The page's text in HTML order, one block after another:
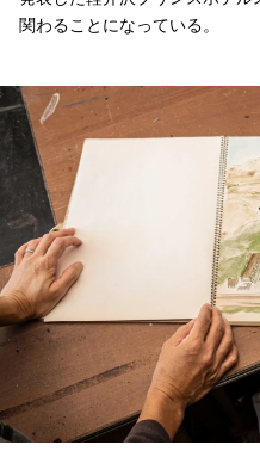
関わることになっている。